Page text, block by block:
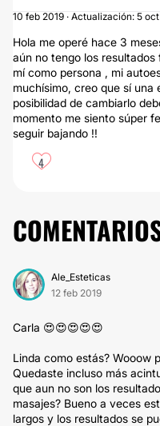
10 feb 2019 · Actualización: 5
Hola me operé hace 3
aún no tengo los
mí como persona , mi
muchísimo, creo que sí
posibilidad de cambiarlo
momento me siento súper
seguir bajando !!
4
Ale_Esteticas
12 feb 2019
Carla 😍😍😍😍😍
Linda como estás? Wooow
Quedaste incluso más
que aun no son los
masajes? Bueno a veces
largos y los resultados se